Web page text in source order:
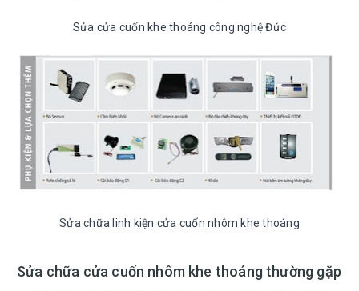
Sửa cửa cuốn khe thoáng công nghệ Đức
Sửa chữa linh kiện cửa cuốn nhôm khe thoáng
Sửa chữa cửa cuốn nhôm khe thoáng thường gặp